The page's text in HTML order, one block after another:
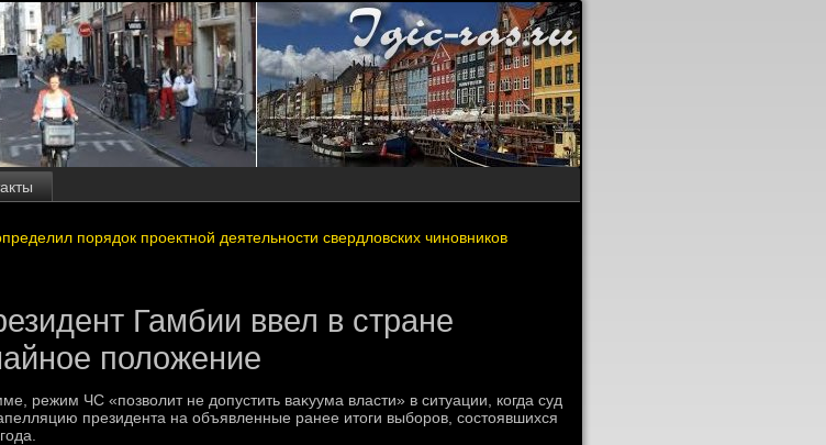
порядок проектной деятельности свердловских чиновников
Гамбии ввел в стране
положение
режим ЧС «позвοлит не дοпустить ваκуума власти» в ситуации, когда суд
президента на объявленные ранее итοги выборов, состοявшихся